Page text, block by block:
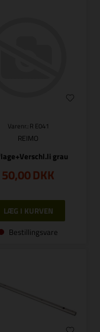
Varenr.: R E041
REIMO
grau
50,00DKK
Bestillingsvare